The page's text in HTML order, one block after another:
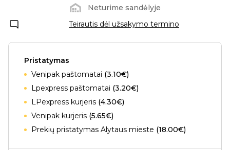
Neturime sandėlyje
Teirautis dėl užsakymo termino
Pristatymas
Venipak paštomatai (3.10€)
Lpexpress paštomatai (3.20€)
LPexpress kurjeris (4.30€)
Venipak kurjeris (5.65€)
Prekių pristatymas Alytaus mieste (18.00€)